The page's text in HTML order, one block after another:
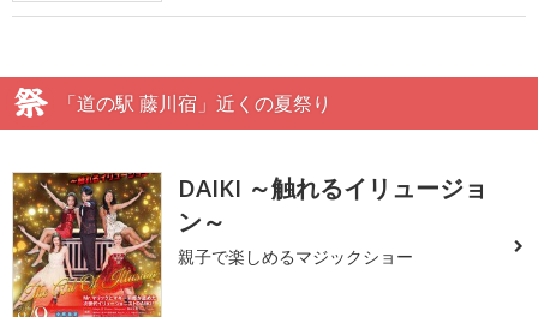
「道の駅 藤川宿」近くの夏祭り
DAIKI ～触れるイリュージョ
ン～
親子で楽しめるマジックショー